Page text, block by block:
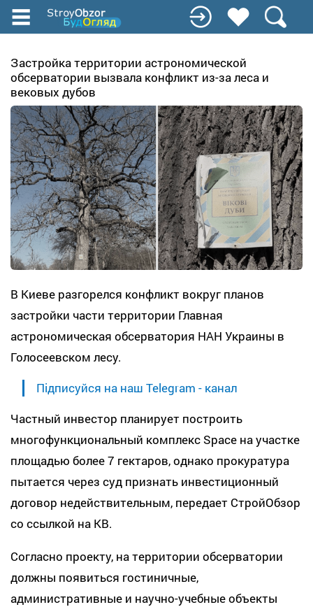
Перейти
содержанию
Застройка территории астрономической
обсерватории вызвала конфликт из-за леса и
вековых дубов
В Киеве разгорелся конфликт вокруг планов
застройки части территории Главная
астрономическая обсерватория НАН Украины в
Голосеевском лесу.
Підписуйся на наш Telegram - канал
Частный инвестор планирует построить
многофункциональный комплекс Space на участке
площадью более 7 гектаров, однако прокуратура
пытается через суд признать инвестиционный
договор недействительным, передает СтройОбзор
со ссылкой на КВ.
Согласно проекту, на территории обсерватории
должны появиться гостиничные,
административные и научно-учебные объекты